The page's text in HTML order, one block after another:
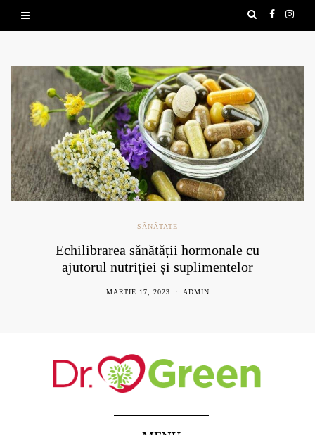
SĂNĂTATE
Echilibrarea sănătății hormonale cu
ajutorul nutriției și suplimentelor
MARTIE 17, 2023 ADMIN